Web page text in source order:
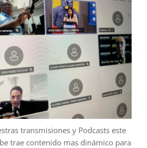
transmisiones y Podcasts este
trae contenido mas dinámico para